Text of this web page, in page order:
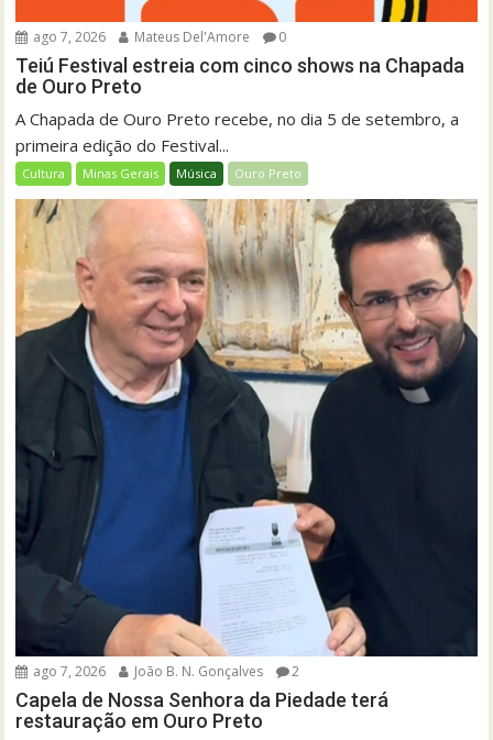
ago 7, 2026 Mateus Del'Amore 0
Teiú Festival estreia com cinco shows na Chapada
de Ouro Preto
A Chapada de Ouro Preto recebe, no dia 5 de setembro, a
primeira edição do Festival...
Cultura Minas Gerais Música Ouro Preto
ago 7, 2026 João B. N. Gonçalves 2
Capela de Nossa Senhora da Piedade terá
restauração em Ouro Preto